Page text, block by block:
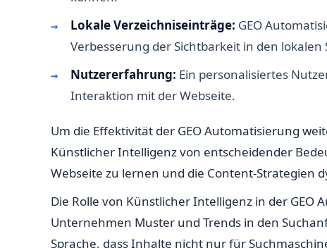
Lokale Verzeichniseinträge: GEO
Verbesserung der Sichtbarkeit in den
Nutzererfahrung: Ein personalisiertes
Interaktion mit der Webseite.
Um die Effektivität der GEO Automatisierung
Künstlicher Intelligenz von entscheidender
Webseite zu lernen und die Content-Strategien
Die Rolle von Künstlicher Intelligenz in der
Unternehmen Muster und Trends in den
Sprache, dass Inhalte nicht nur für